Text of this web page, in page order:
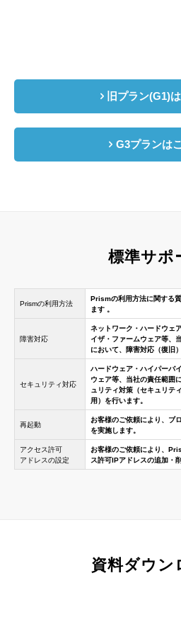
旧プラン(G1)
G3プランは
標準サポ
Prismの利用方法
Prismの利用方法に関する
ます 。
障害対応
ネットワーク・ハードウェ
イザ・ファームウェア等、
において、障害対応（復旧
セキュリティ対応
ハードウェア・ハイパーバ
ウェア等、当社の責任範囲
ュリティ対策（セキュリテ
用）を行います。
再起動
お客様のご依頼により、ブ
を実施します。
アクセス許可
アドレスの設定
お客様のご依頼により、
ス許可IPアドレスの追加・
資料ダウン